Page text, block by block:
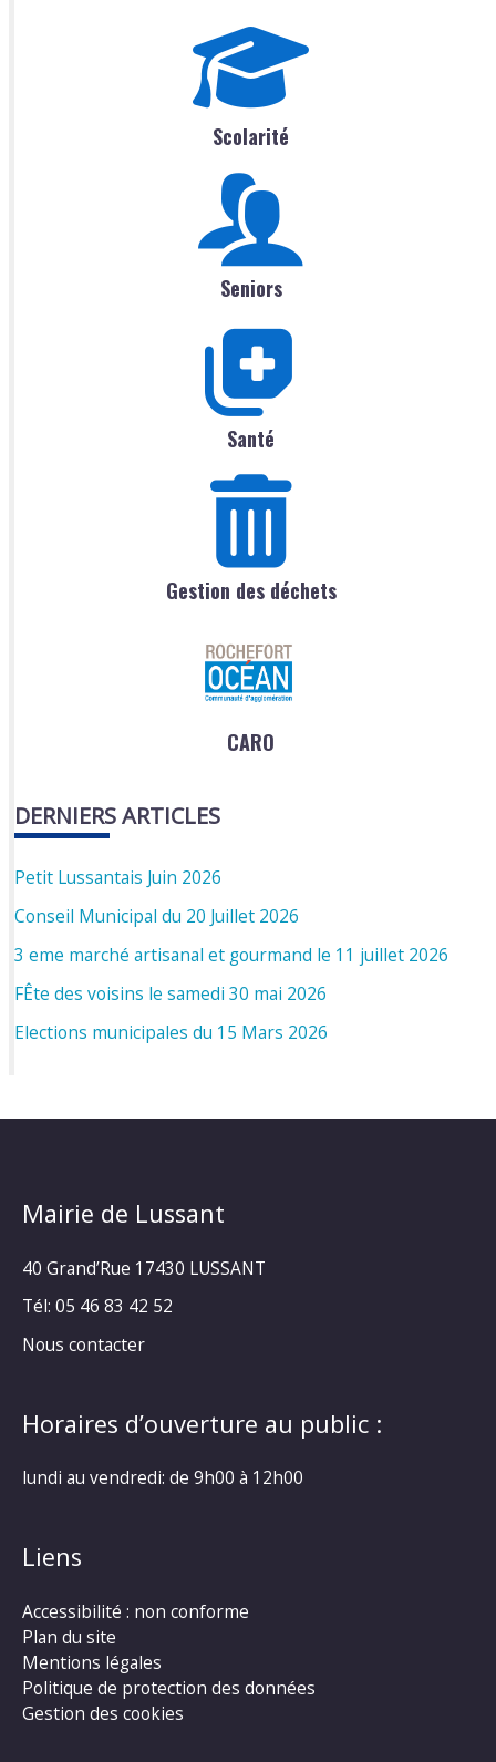
Scolarité
Seniors
Santé
Gestion des déchets
CARO
DERNIERS ARTICLES
Petit Lussantais Juin 2026
Conseil Municipal du 20 Juillet 2026
3 eme marché artisanal et gourmand le 11 juillet 2026
FÊte des voisins le samedi 30 mai 2026
Elections municipales du 15 Mars 2026
Mairie de Lussant
40 Grand’Rue 17430 LUSSANT
Tél: 05 46 83 42 52
Nous contacter
Horaires d’ouverture au public :
lundi au vendredi: de 9h00 à 12h00
Liens
Accessibilité : non conforme
Plan du site
Mentions légales
Politique de protection des données
Gestion des cookies